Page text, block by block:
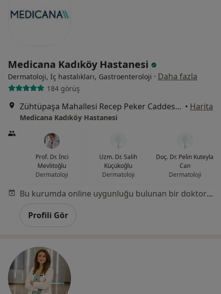
Medicana Kadıköy Hastanesi
Dermatoloji, İç hastalıkları, Gastroenteroloji · Daha fazla
184 görüş
Zühtüpaşa Mahallesi Recep Peker Caddesi No:11, Kadıköy • Harita
Medicana Kadıköy Hastanesi
Prof. Dr. İnci
Mevlitoğlu
Dermatoloji
Uzm. Dr. Salih
Küçükoğlu
Dermatoloji
Doç. Dr. Pelin Kuteyla
Can
Dermatoloji
Bu kurumda online uygunluğu bulunan bir doktor veya uzman bulunamadı
Profili Gör